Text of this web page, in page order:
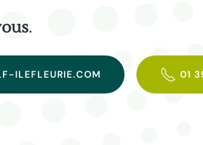
.
ILEFLEURIE.COM 01